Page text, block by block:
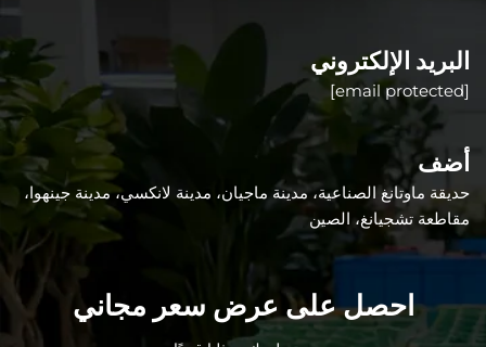
البريد الإلكتروني
[email protected]
أضف
حديقة ماوتانغ الصناعية، مدينة ماجيان، مدينة لانكسي، مدينة جينهوا،
مقاطعة تشجيانغ، الصين
احصل على عرض سعر مجاني